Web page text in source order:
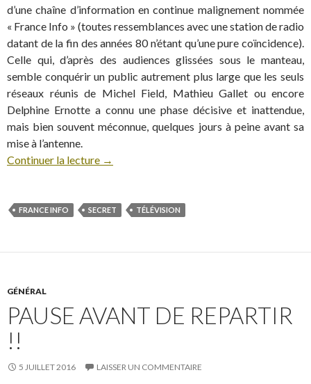
d’une chaîne d’information en continue malignement nommée
« France Info » (toutes ressemblances avec une station de radio
datant de la fin des années 80 n’étant qu’une pure coïncidence).
Celle qui, d’après des audiences glissées sous le manteau,
semble conquérir un public autrement plus large que les seuls
réseaux réunis de Michel Field, Mathieu Gallet ou encore
Delphine Ernotte a connu une phase décisive et inattendue,
mais bien souvent méconnue, quelques jours à peine avant sa
mise à l’antenne.
Continuer la lecture →
FRANCE INFO SECRET TÉLÉVISION
GÉNÉRAL
PAUSE AVANT DE REPARTIR
!!
5 JUILLET 2016 LAISSER UN COMMENTAIRE